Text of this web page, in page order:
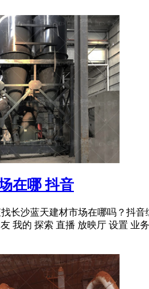
在哪 抖音
长沙蓝天建材市场在哪吗？抖
我的 探索 直播 放映厅 设置 业